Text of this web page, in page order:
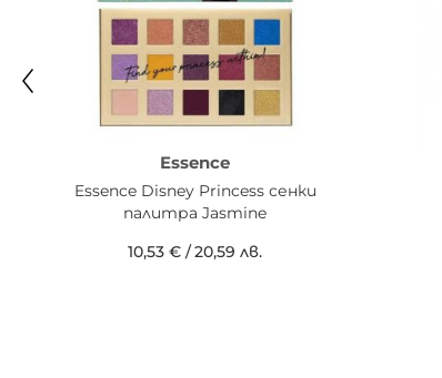
Essence
Essence Disney Princess сенки
палитра Jasmine
10,53 € /20,59 лв.